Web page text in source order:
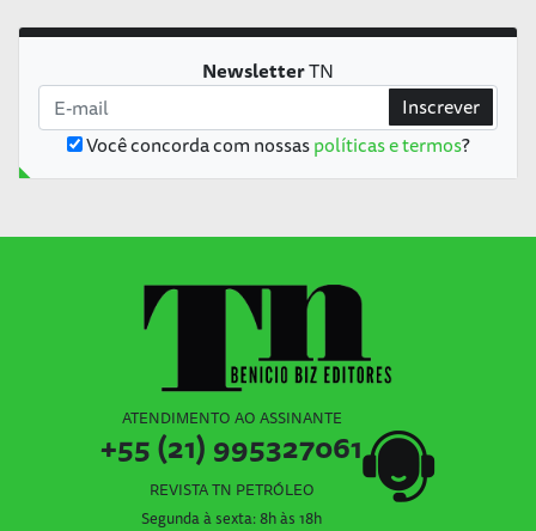
NewsletterTN
Você concorda com nossaspolíticas e termos?
Inscrever
ATENDIMENTO AO ASSINANTE
+55 (21) 995327061
REVISTA TN PETRÓLEO
Segunda à sexta: 8h às 18h